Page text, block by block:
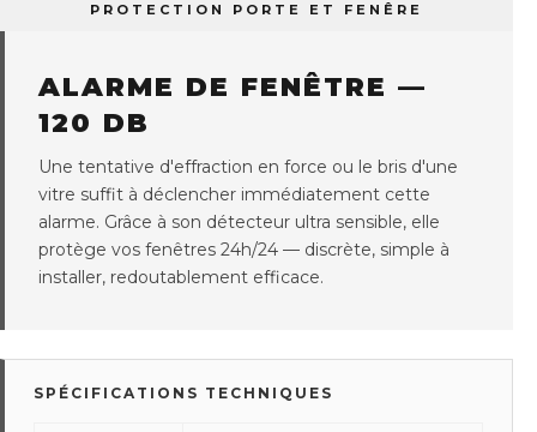
Facebook
TwitterPinterest
PROTECTION PORTE ET FENÊRE
ALARME DE FENÊTRE —
120 DB
Une tentative d'effraction en force ou le bris d'une
vitre suffit à déclencher immédiatement cette
alarme. Grâce à son détecteur ultra sensible, elle
protège vos fenêtres 24h/24 — discrète, simple à
installer, redoutablement efficace.
SPÉCIFICATIONS TECHNIQUES